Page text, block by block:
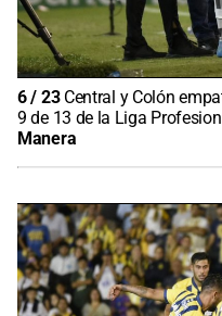
6/ 23 Central y Colón
9 de 13 de la Liga
Manera